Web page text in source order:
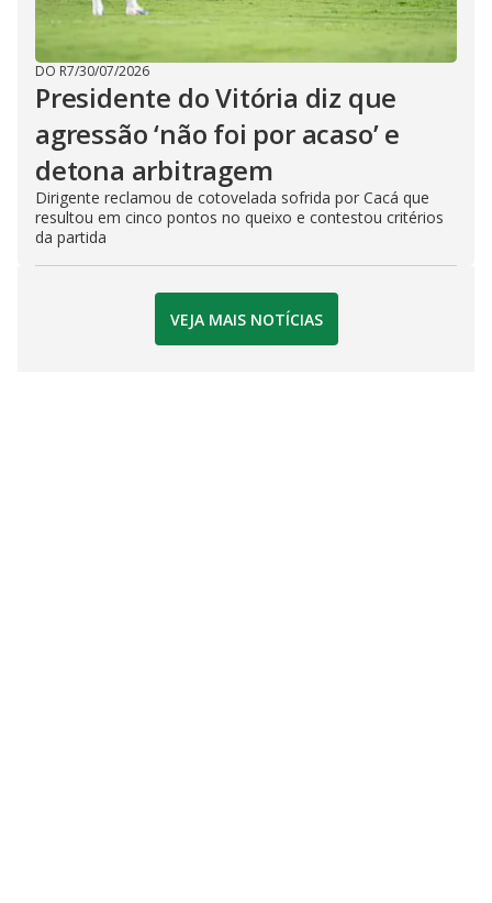
DO R7/30/07/2026
Presidente do Vitória diz que
agressão ‘não foi por acaso’ e
detona arbitragem
Dirigente reclamou de cotovelada sofrida por Cacá que
resultou em cinco pontos no queixo e contestou critérios
da partida
VEJA MAIS NOTÍCIAS